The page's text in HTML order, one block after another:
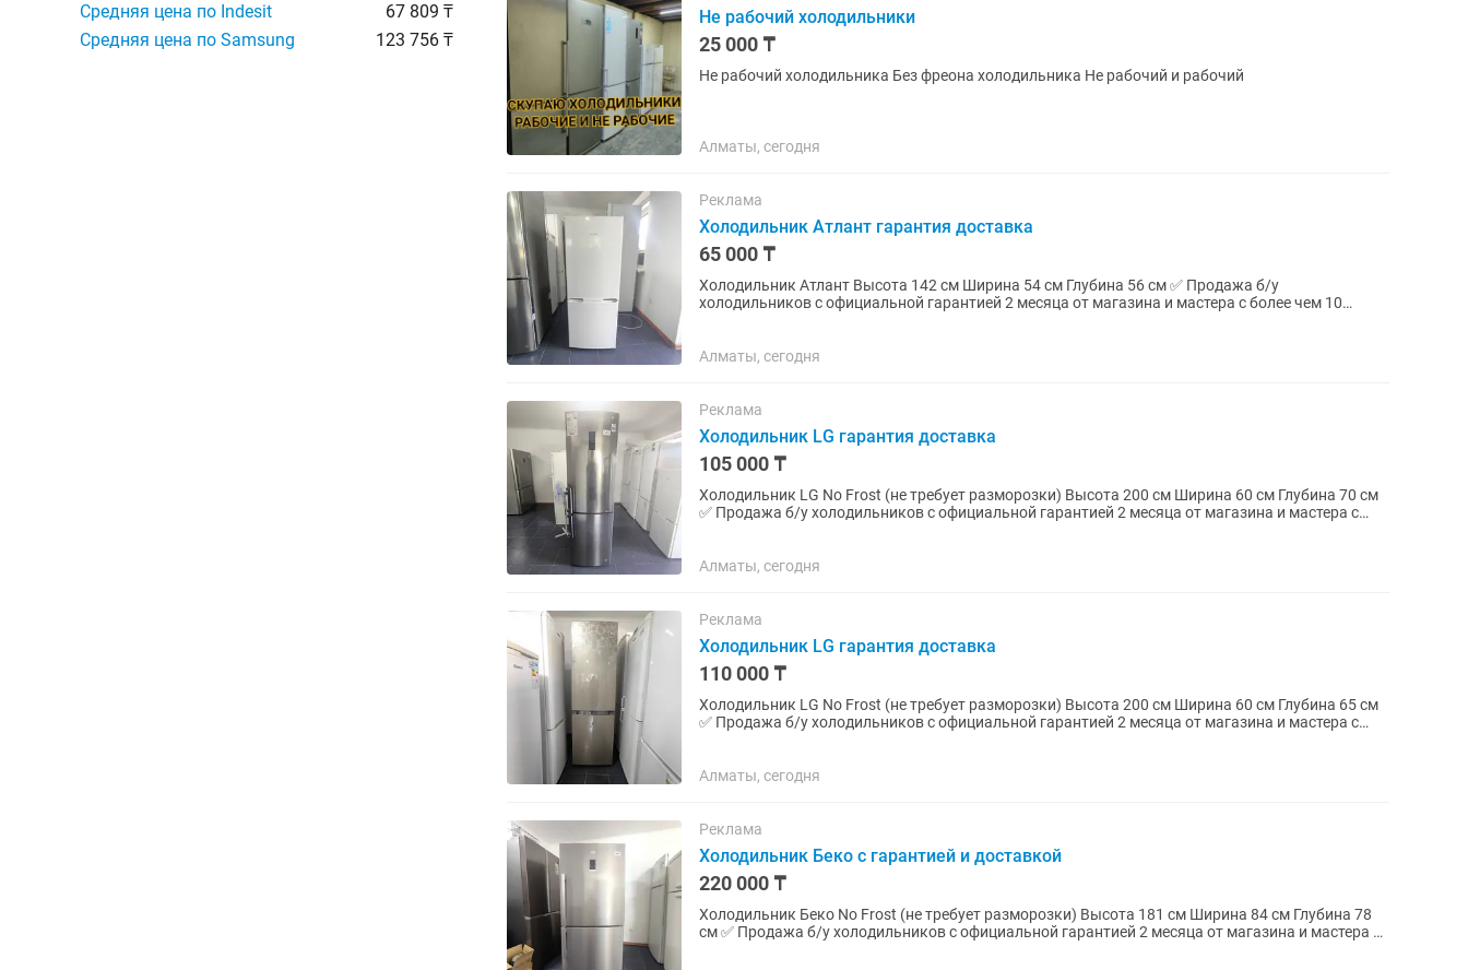
Средняя цена по Indesit
67 809 ₸
Средняя цена по Samsung
123 756 ₸
Не рабочий холодильники
25 000 ₸
Не рабочий холодильника Без фреона холодильника Не рабочий и рабочий
Алматы, сегодня
Реклама
Холодильник Атлант гарантия доставка
65 000 ₸
Холодильник Атлант Высота 142 см Ширина 54 см Глубина 56 см ✅ Продажа б/у
холодильников с официальной гарантией 2 месяца от магазина и мастера с более чем 10
Алматы, сегодня
Реклама
Холодильник LG гарантия доставка
105 000 ₸
Холодильник LG No Frost (не требует разморозки) Высота 200 см Ширина 60 см Глубина 70 см
✅ Продажа б/у холодильников с официальной гарантией 2 месяца от магазина и мастера с
Алматы, сегодня
Реклама
Холодильник LG гарантия доставка
110 000 ₸
Холодильник LG No Frost (не требует разморозки) Высота 200 см Ширина 60 см Глубина 65 см
✅ Продажа б/у холодильников с официальной гарантией 2 месяца от магазина и мастера с
Алматы, сегодня
Реклама
Холодильник Беко с гарантией и доставкой
220 000 ₸
Холодильник Беко No Frost (не требует разморозки) Высота 181 см Ширина 84 см Глубина 78
см ✅ Продажа б/у холодильников с официальной гарантией 2 месяца от магазина и мастера с